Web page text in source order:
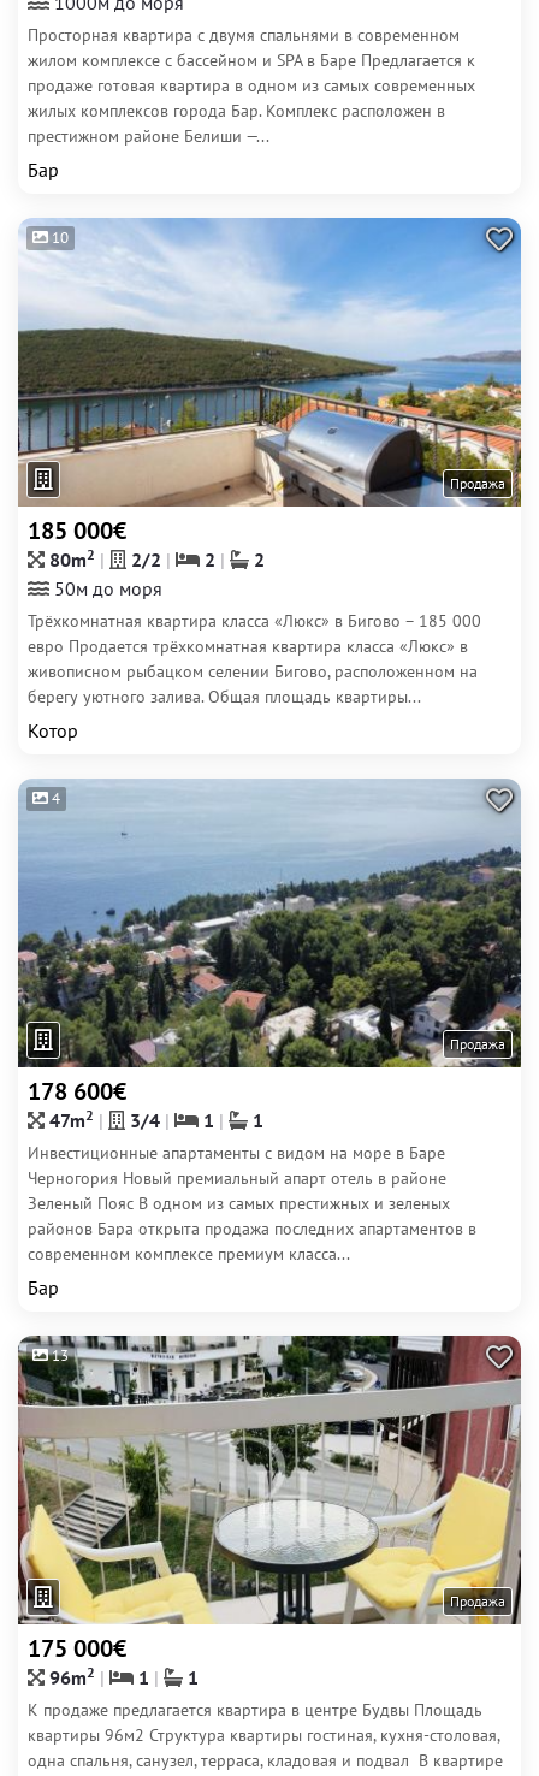
Просторная квартира с двумя спальнями в современном
жилом комплексе с бассейном и SPA в Баре Предлагается к
продаже готовая квартира в одном из самых современных
жилых комплексов города Бар. Комплекс расположен в
престижном районе Белиши —...
Бар
10
Продажа
185 000€
80m2 2/2 2
2
50м до моря
Трёхкомнатная квартира класса «Люкс» в Бигово – 185 000
евро Продается трёхкомнатная квартира класса «Люкс» в
живописном рыбацком селении Бигово, расположенном на
берегу уютного залива. Общая площадь квартиры...
Котор
4
Продажа
178 600€
47m2 3/4 1 1
Инвестиционные апартаменты с видом на море в Баре
Черногория Новый премиальный апарт отель в районе
Зеленый Пояс В одном из самых престижных и зеленых
районов Бара открыта продажа последних апартаментов в
современном комплексе премиум класса...
Бар
13
Продажа
175 000€
96m2 1 1
К продаже предлагается квартира в центре Будвы Площадь
квартиры 96м2 Структура квартиры гостиная, кухня-столовая,
одна спальня, санузел, терраса, кладовая и подвал В квартире